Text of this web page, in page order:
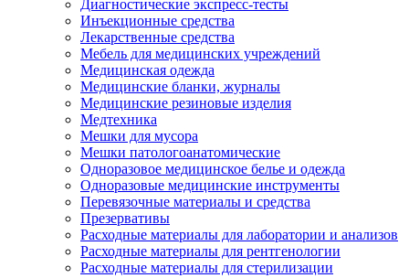
Диагностические экспресс-тесты
Инъекционные средства
Лекарственные средства
Мебель для медицинских учреждений
Медицинская одежда
Медицинские бланки, журналы
Медицинские резиновые изделия
Медтехника
Мешки для мусора
Мешки патологоанатомические
Одноразовое медицинское белье и одежда
Одноразовые медицинские инструменты
Перевязочные материалы и средства
Презервативы
Расходные материалы для лаборатории и анализов
Расходные материалы для рентгенологии
Расходные материалы для стерилизации